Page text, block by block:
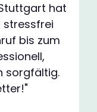
hat
stressfrei
bis zum
sorgfältig.